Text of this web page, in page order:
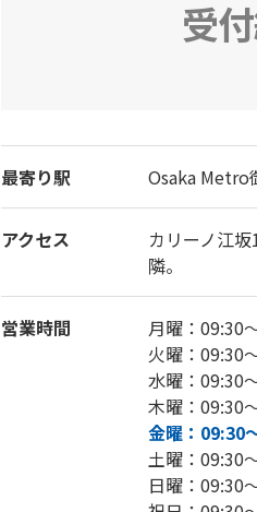
受
最寄り駅 Osaka
アクセス
カリーノ江
隣。
営業時間
月曜：09:30
火曜：09:30
水曜：09:30
木曜：09:30
金曜：09:30
土曜：09:30
日曜：09:30